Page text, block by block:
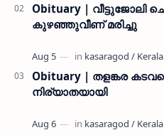
Obituary | വീട്ടുജോലി
കുഴഞ്ഞുവീണ് മരിച്ചു
Obituary | തളങ്കര
നിര്യാതയായി